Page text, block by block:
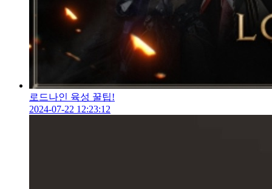
로드나인 육성 꿀팁!
2024-07-22 12:23:12